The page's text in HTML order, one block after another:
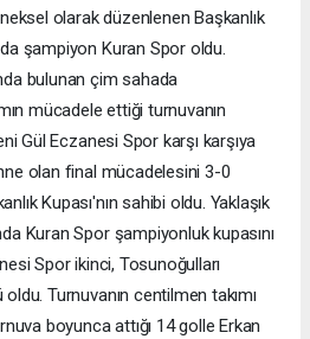
olarak düzenlenen Başkanlık
şampiyon Kuran Spor oldu.
bulunan çim sahada
mücadele ettiği turnuvanın
Gül Eczanesi Spor karşı karşıya
olan final mücadelesini 3-0
Kupası'nın sahibi oldu. Yaklaşık
Kuran Spor şampiyonluk kupasını
Spor ikinci, Tosunoğulları
Turnuvanın centilmen takımı
boyunca attığı 14 golle Erkan